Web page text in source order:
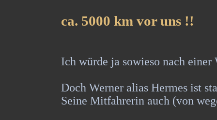
ca. 5000 km vor uns !!
Ich würde ja sowieso nach
Doch Werner alias Hermes ist
Seine Mitfahrerin auch (von